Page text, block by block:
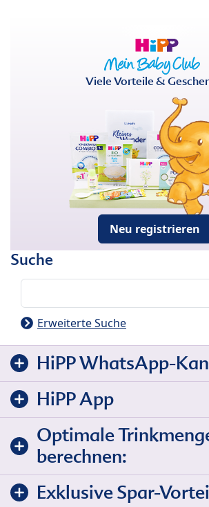
Viele Vorteile &
Neu registrieren
Suche
Erweiterte Suche
HiPP WhatsApp-
HiPP App
Optimale
berechnen:
Exklusive Spar-